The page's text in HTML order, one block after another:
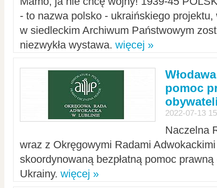
- to nazwa polsko - ukraińskiego
w siedleckim Archiwum Państwowym
niezwykła wystawa. więcej »
pomoc
2022-07-13
Naczelna
wraz z Okręgowymi Radami Adwokackimi
skoordynowaną bezpłatną pomoc
Ukrainy. więcej »